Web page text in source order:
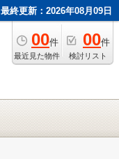
最終更新：2026年08月09日
00件
最近見た物件
00件
検討リスト